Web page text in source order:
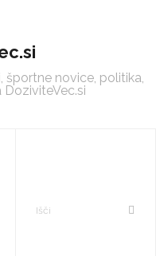
športne novice, politika,
DoziviteVec.si